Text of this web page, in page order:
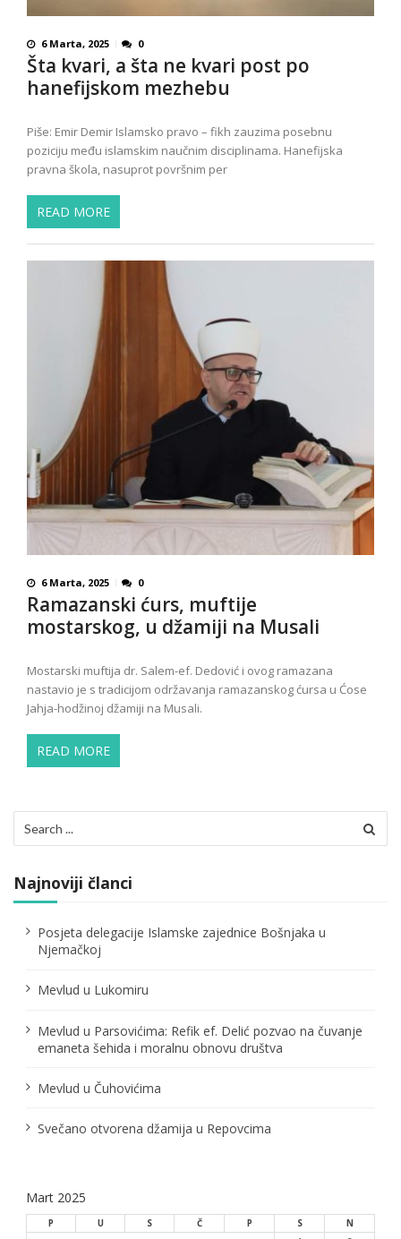
6 Marta, 2025 0
Šta kvari, a šta ne kvari post po
hanefijskom mezhebu
Piše: Emir Demir Islamsko pravo – fikh zauzima posebnu
poziciju među islamskim naučnim disciplinama. Hanefijska
pravna škola, nasuprot površnim per
READ MORE
6 Marta, 2025 0
Ramazanski ćurs, muftije
mostarskog, u džamiji na Musali
Mostarski muftija dr. Salem-ef. Dedović i ovog ramazana
nastavio je s tradicijom održavanja ramazanskog ćursa u Ćose
Jahja-hodžinoj džamiji na Musali.
READ MORE
for:
Najnoviji članci
Posjeta delegacije Islamske zajednice Bošnjaka u
Njemačkoj
Mevlud u Lukomiru
Mevlud u Parsovićima: Refik ef. Delić pozvao na čuvanje
emaneta šehida i moralnu obnovu društva
Mevlud u Čuhovićima
Svečano otvorena džamija u Repovcima
Mart 2025
P U S Č P S
N